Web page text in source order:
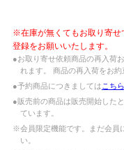
※在庫が無くてもお取り寄せ
登録をお願いいたします。
●お取り寄せ依頼商品の再入荷
れます。 商品の再入荷をお
●予約商品につきましては こちら
●販売前の商品は販売開始した
ています。
※会員限定機能です。まだ会員
い。